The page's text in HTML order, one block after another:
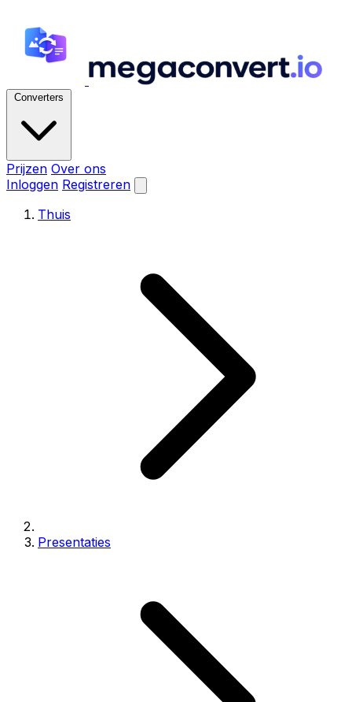
Converters
Prijzen Over ons
Inloggen Registreren
Thuis
Presentaties